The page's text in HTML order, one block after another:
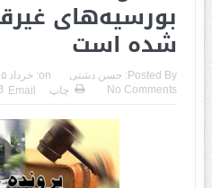
بورسیه‌های
شده است
Posted By: حسن دشتی on: خرداد ۰۵, ۱۳۹۵
No Comments
چاپ Email